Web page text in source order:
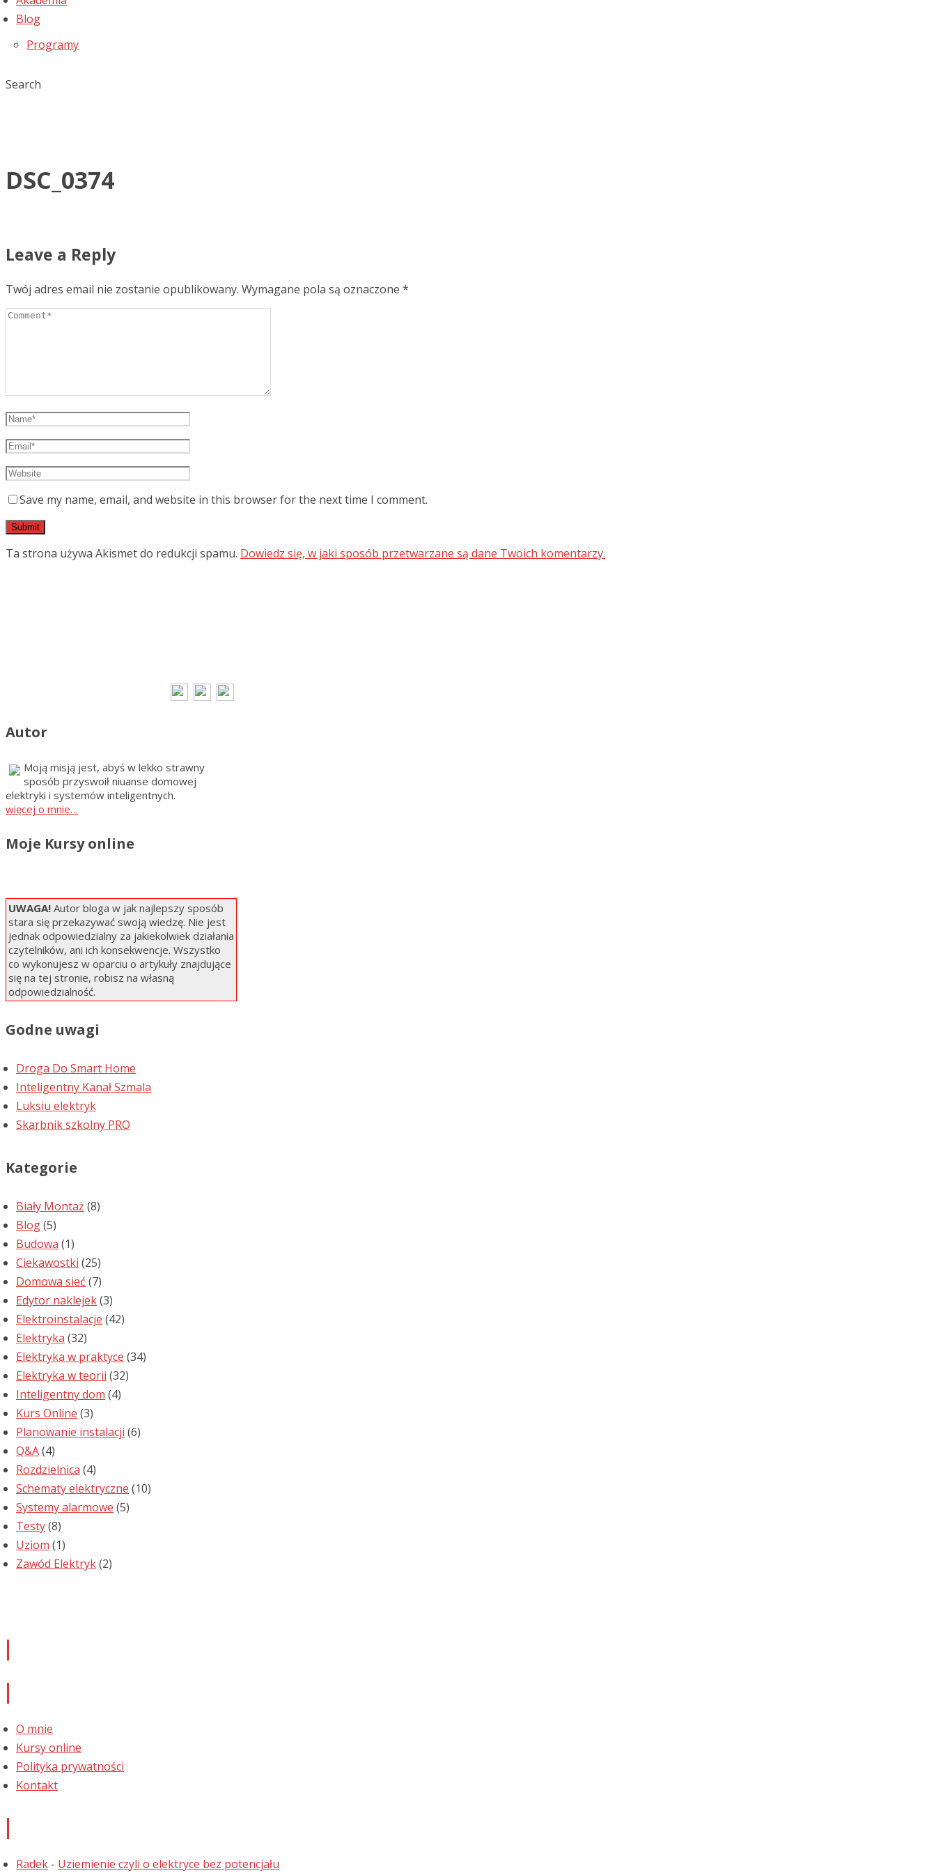
Blog
Programy
Search
DSC_0374
Leave a Reply
Twój adres email nie zostanie opublikowany. Wymagane pola są oznaczone *
Save my name, email, and website in this browser for the next time I comment.
Ta strona używa Akismet do redukcji spamu. Dowiedz się, w jaki sposób przetwarzane są dane Twoich komentarzy.
Autor
Moją misją jest, abyś w lekko strawny
sposób przyswoił niuanse domowej
elektryki i systemów inteligentnych.
więcej o mnie…
Moje Kursy online
UWAGA! Autor bloga w jak najlepszy sposób
stara się przekazywać swoją wiedzę. Nie jest
jednak odpowiedzialny za jakiekolwiek działania
czytelników, ani ich konsekwencje. Wszystko
co wykonujesz w oparciu o artykuły znajdujące
się na tej stronie, robisz na własną
odpowiedzialność.
Godne uwagi
Droga Do Smart Home
Inteligentny Kanał Szmala
Luksiu elektryk
Skarbnik szkolny PRO
Kategorie
Biały Montaż (8)
Blog(5)
Budowa (1)
Ciekawostki (25)
Domowa sieć (7)
Edytor naklejek(3)
Elektroinstalacje (42)
Elektryka (32)
Elektryka w praktyce (34)
Elektryka w teorii (32)
Inteligentny dom (4)
Kurs Online (3)
Planowanie instalacji (6)
Q&A(4)
Rozdzielnica (4)
Schematy elektryczne (10)
Systemy alarmowe (5)
Testy(8)
Uziom (1)
Zawód Elektryk(2)
O mnie
Kursy online
Polityka prywatności
Kontakt
Radek - Uziemienie czyli o elektryce bez potencjału